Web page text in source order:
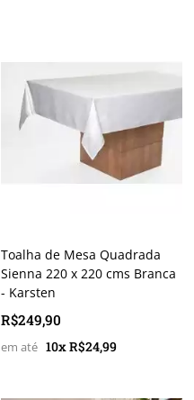
Toalha de Mesa Quadrada
Sienna 220 x 220 cms Branca
- Karsten
R$249,90
10x R$24,99